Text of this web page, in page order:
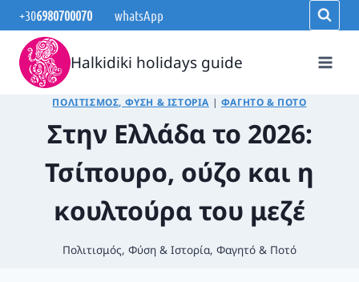
Skip
to
content
+306980700070 whatsApp
Halkidiki holidays guide
ΠΟΛΙΤΙΣΜΌΣ, ΦΎΣΗ & ΙΣΤΟΡΊΑ | ΦΑΓΗΤΌ & ΠΟΤΌ
Στην Ελλάδα το 2026:
Τσίπουρο, ούζο και η
κουλτούρα του μεζέ
Πολιτισμός, Φύση & Ιστορία, Φαγητό & Ποτό